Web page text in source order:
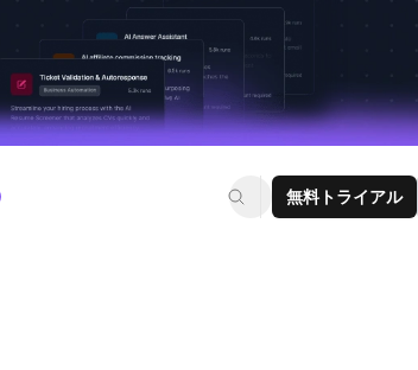
無料トライアル